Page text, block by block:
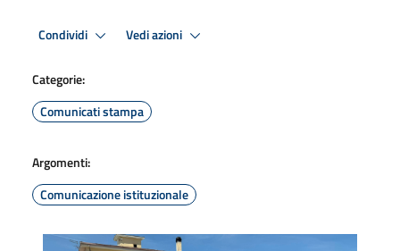
Condividi Vedi azioni
Categorie:
Comunicati stampa
Argomenti:
Comunicazione istituzionale